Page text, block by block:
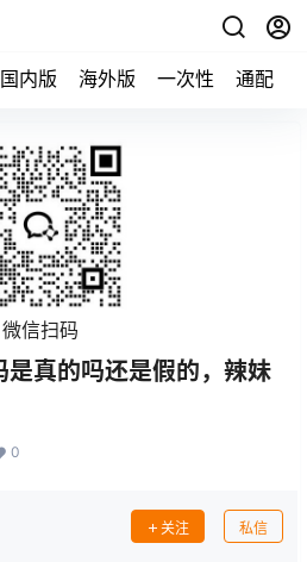
国内版 海外版 一次性 通配
微信扫码
真的吗还是假的，辣妹
0
关注 私信